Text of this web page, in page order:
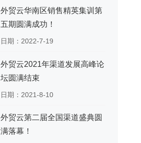
外贸云华南区销售精英集训第
五期圆满成功！
日期：2022-7-19
外贸云2021年渠道发展高峰论
坛圆满结束
日期：2021-8-10
外贸云第二届全国渠道盛典圆
满落幕！